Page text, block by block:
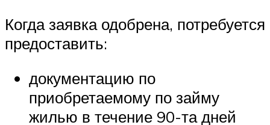
Когда заявка одобрена, потребуется
предоставить:
документацию по
приобретаемому по займу
жилью в течение 90-та дней